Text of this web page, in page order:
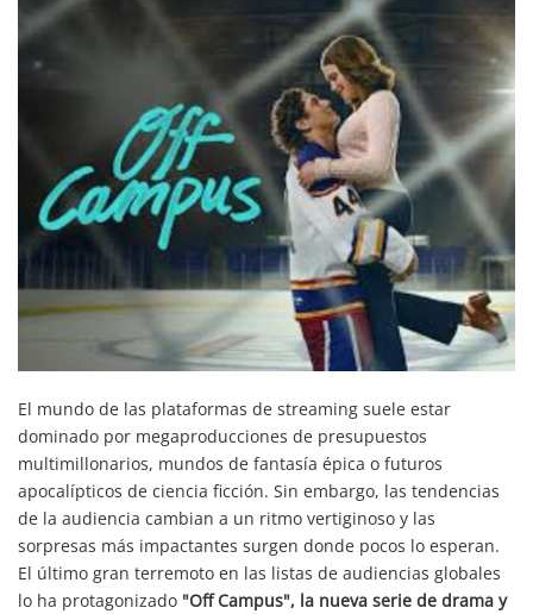
El mundo de las plataformas de streaming suele estar
dominado por megaproducciones de presupuestos
multimillonarios, mundos de fantasía épica o futuros
apocalípticos de ciencia ficción. Sin embargo, las tendencias
de la audiencia cambian a un ritmo vertiginoso y las
sorpresas más impactantes surgen donde pocos lo esperan.
El último gran terremoto en las listas de audiencias globales
lo ha protagonizado "Off Campus", la nueva serie de drama y